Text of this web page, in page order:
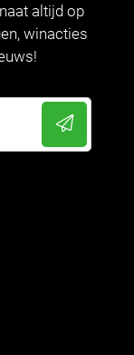
altijd op
winacties